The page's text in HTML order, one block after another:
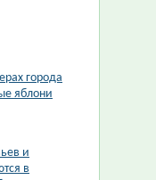
города
яблони
и
в